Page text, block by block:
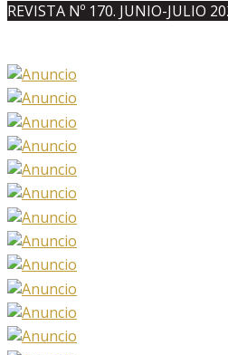
REVISTA Nº 170. JUNIO-JULIO